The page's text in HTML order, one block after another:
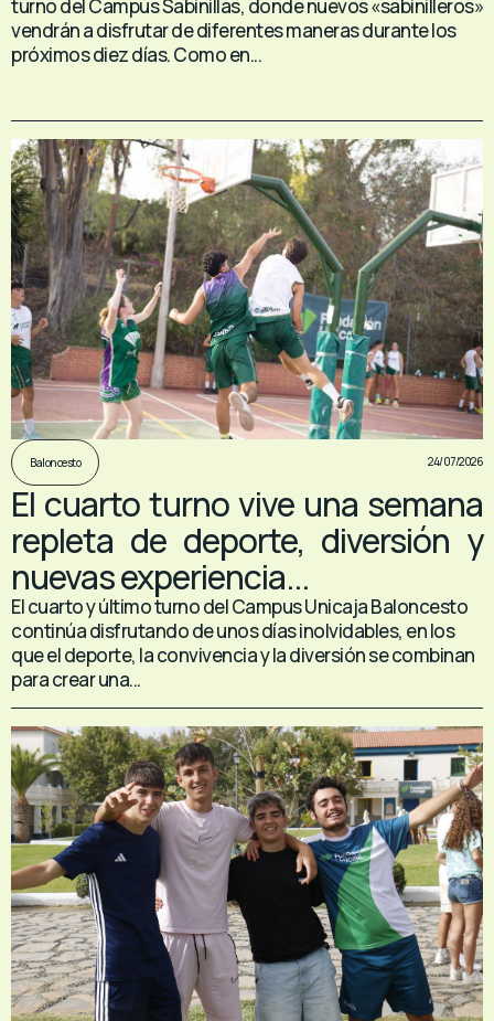
turno del Campus Sabinillas, donde nuevos «sabinilleros»
vendrán a disfrutar de diferentes maneras durante los
próximos diez días. Como en...
Baloncesto 24/07/2026
El cuarto turno vive una semana
repleta de deporte, diversión y
nuevas experiencia...
El cuarto y último turno del Campus Unicaja Baloncesto
continúa disfrutando de unos días inolvidables, en los
que el deporte, la convivencia y la diversión se combinan
para crear una...